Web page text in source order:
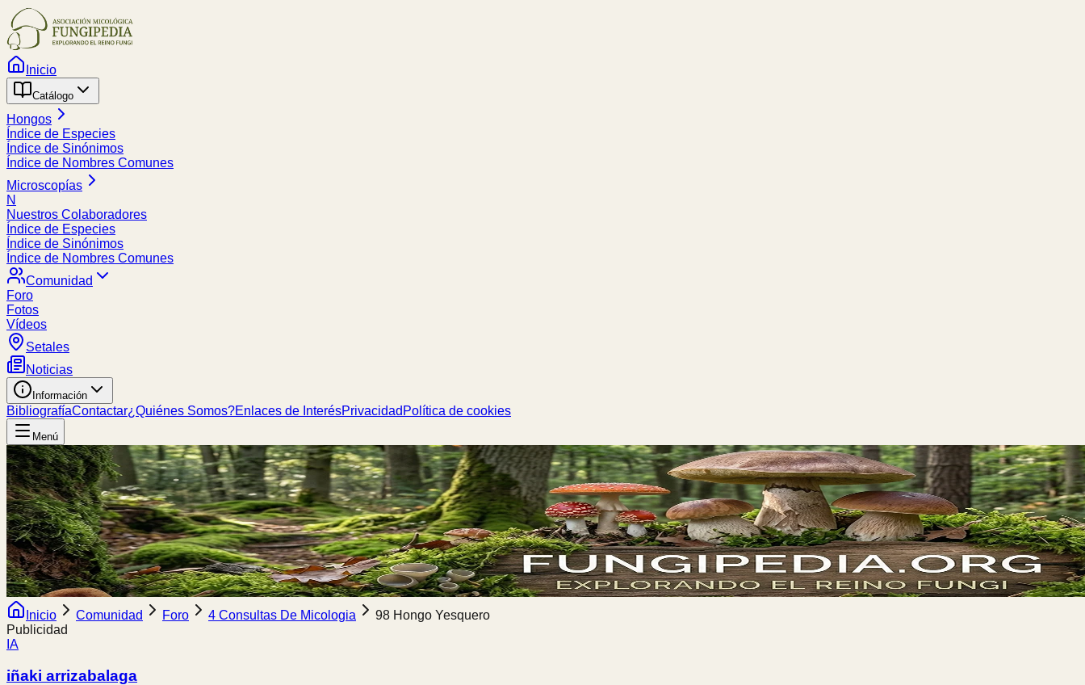
Inicio
Catálogo
Hongos
Índice de Especies
Índice de Sinónimos
Índice de Nombres Comunes
Microscopías
N
Nuestros Colaboradores
Índice de Especies
Índice de Sinónimos
Índice de Nombres Comunes
Comunidad
Foro
Fotos
Vídeos
Setales
Noticias
Información
BibliografíaContactar¿Quiénes Somos?Enlaces de InterésPrivacidad Política de cookies
Menú
Inicio Comunidad Foro 4 Consultas De Micologia
98 Hongo Yesquero
Publicidad
IA
iñaki arrizabalaga